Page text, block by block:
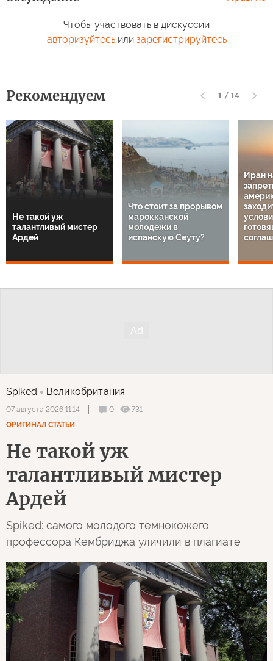
Чтобы участвовать в дискуссии
авторизуйтесьили зарегистрируйтесь
Рекомендуем 1 / 14
Не такой уж
талантливый мистер
Ардей
Что стоит за прорывом
марокканской
молодежи в
испанскую Сеуту?
Иран
Spiked Великобритания
07 августа 2026 11:14 0
731
ОРИГИНАЛ СТАТЬИ
Не такой уж
талантливый мистер
Ардей
Spiked: самого молодого темнокожего
профессора Кембриджа уличили в плагиате